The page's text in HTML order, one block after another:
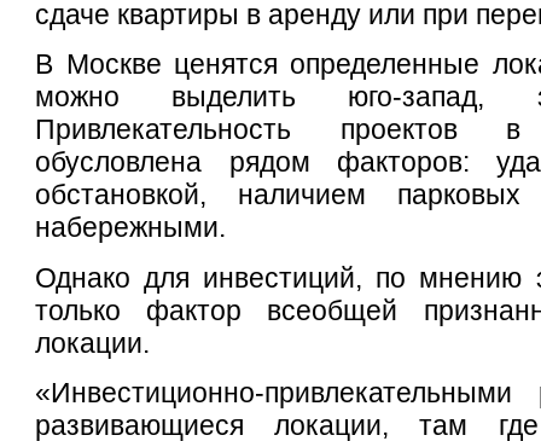
сдаче квартиры в аренду или при
В Москве ценятся определенные
можно выделить юго-
Привлекательность проектов
обусловлена рядом факторов:
обстановкой, наличием
набережными.
Однако для инвестиций, по мнению
только фактор всеобщей
локации.
«Инвестиционно-
развивающиеся локации, там